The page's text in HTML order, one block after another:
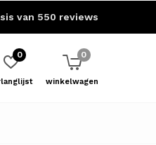
0
winkelwagen
0
van 550 reviews